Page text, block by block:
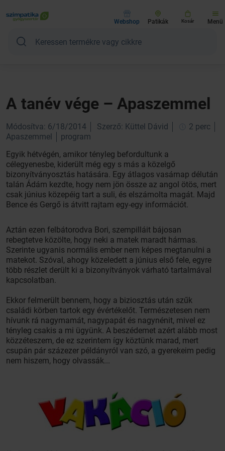
Webshop Patikák Kosár Menü
A tanév vége – Apaszemmel
Módosítva: 6/18/2014 Szerző: Küttel Dávid
2 perc
Apaszemmel
program
Egyik hétvégén, amikor tényleg befordultunk a
célegyenesbe, kiderült még egy s más a közelgő
bizonyítványosztás hatására. Egy átlagos vasárnap délután
talán Ádám kezdte, hogy nem jön össze az angol ötös, mert
csak június közepéig tart a suli, és elszámolta magát. Majd
Bence és Gergő is átvitt rajtam egy-egy információt.
Aztán ezen felbátorodva Bori, szempilláit bájosan
rebegtetve közölte, hogy neki a matek maradt hármas.
Szerinte ugyanis normális ember nem képes megtanulni a
matekot. Szóval, ahogy közeledett a június első fele, egyre
több részlet derült ki a bizonyítványok várható tartalmával
kapcsolatban.
Ekkor felmerült bennem, hogy a biziosztás után szűk
családi körben tartok egy évértékelőt. Természetesen nem
hívunk rá nagymamát, nagypapát és nagynénit, mivel ez
tényleg csakis a mi ügyünk. A beszédemet azért alább most
közzéteszem, de ez szerintem így köztünk marad, mert
csupán pár százezer példányról van szó, a gyerekeim pedig
nem hiszem, hogy olvassák...